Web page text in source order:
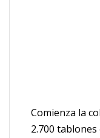
Comienza la
2.700